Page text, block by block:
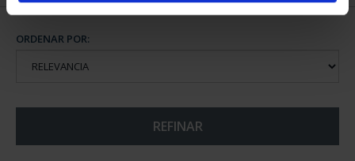
ORDENAR POR:
REFINAR